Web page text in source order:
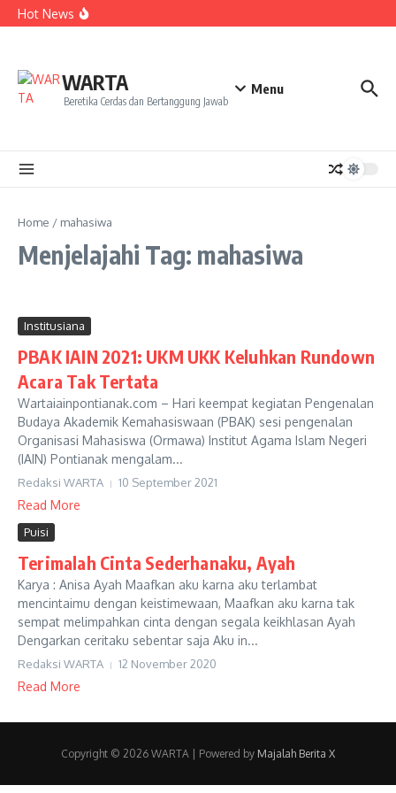
Lewati ke konten
Hot News
ke NCC 4 Bali
Sukseskan Kerja Bakti di Anjungan Melancar
WARTA
Beretika Cerdas dan Bertanggung Jawab
Menu
Home / mahasiwa
Menjelajahi Tag: mahasiwa
Institusiana
PBAK IAIN 2021: UKM UKK Keluhkan Rundown
Acara Tak Tertata
Wartaiainpontianak.com – Hari keempat kegiatan Pengenalan
Budaya Akademik Kemahasiswaan (PBAK) sesi pengenalan
Organisasi Mahasiswa (Ormawa) Institut Agama Islam Negeri
(IAIN) Pontianak mengalam...
Redaksi WARTA 10 September 2021
Read More
Puisi
Terimalah Cinta Sederhanaku, Ayah
Karya : Anisa Ayah Maafkan aku karna aku terlambat
mencintaimu dengan keistimewaan, Maafkan aku karna tak
sempat melimpahkan cinta dengan segala keikhlasan Ayah
Dengarkan ceritaku sebentar saja Aku in...
Redaksi WARTA 12 November 2020
Read More
Copyright © 2026 WARTA | Powered by Majalah Berita X